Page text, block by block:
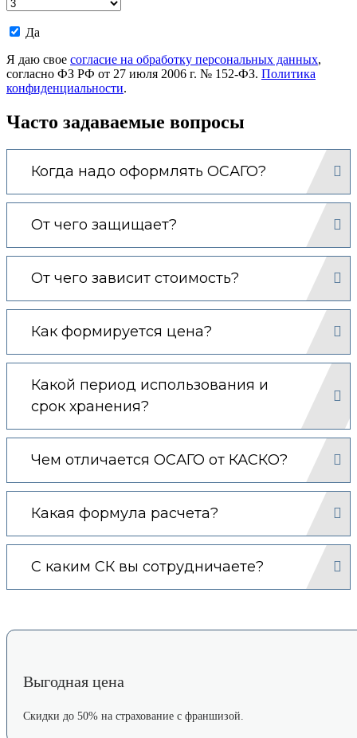
Даю
на
обработку
моих
данных.
Да
Я даю свое согласие на обработку персональных данных,
согласно ФЗ РФ от 27 июля 2006 г. № 152-ФЗ. Политика
конфиденциальности.
Часто задаваемые вопросы
Когда надо оформлять ОСАГО?
От чего защищает?
От чего зависит стоимость?
Как формируется цена?
Какой период использования и
срок хранения?
Чем отличается ОСАГО от КАСКО?
Какая формула расчета?
С каким СК вы сотрудничаете?
Выгодная цена
Скидки до 50% на страхование с франшизой.